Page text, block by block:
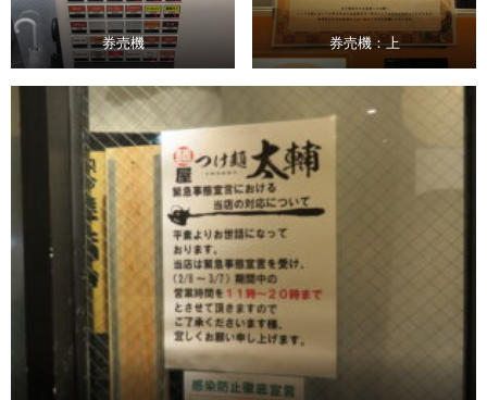
券売機 券売機：上